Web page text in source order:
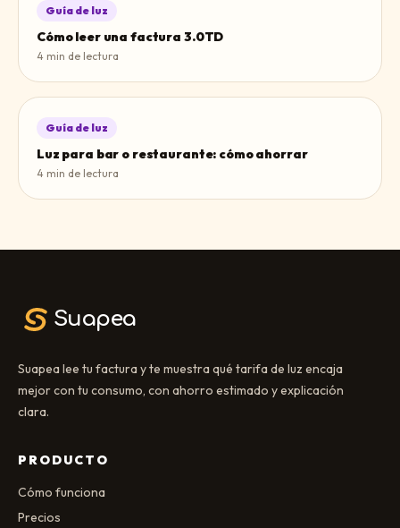
Guía de luz
Cómo leer una factura 3.0TD
4 min de lectura
Guía de luz
Luz para bar o restaurante: cómo ahorrar
4 min de lectura
Suapea
Suapea lee tu factura y te muestra qué tarifa de luz encaja
mejor con tu consumo, con ahorro estimado y explicación
clara.
PRODUCTO
Cómo funciona
Precios